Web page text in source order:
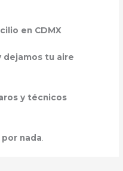
en CDMX
dejamos tu aire
y técnicos
nada